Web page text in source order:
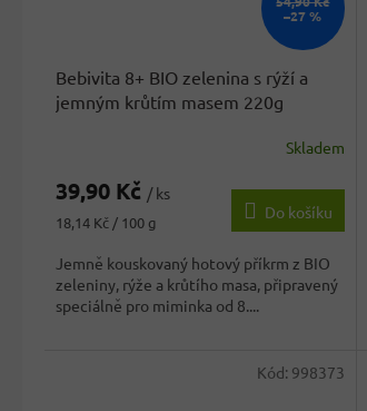
–27 %
Bebivita 8+ BIO zelenina s rýží a
jemným krůtím masem 220g
Skladem
39,90 Kč / ks
Měrná
18,14 Kč / 100 g
Do košíku
Jemně kouskovaný hotový příkrm z BIO
zeleniny, rýže a krůtího masa, připravený
speciálně pro miminka od 8....
Kód: 998373